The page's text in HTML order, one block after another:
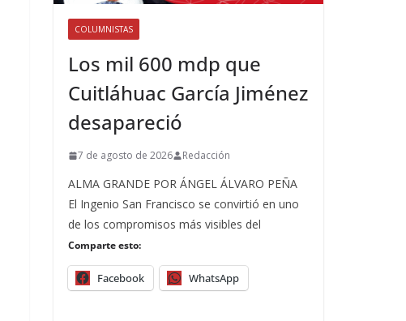
COLUMNISTAS
Los mil 600 mdp que
Cuitláhuac García Jiménez
desapareció
7 de agosto de 2026 Redacción
ALMA GRANDE POR ÁNGEL ÁLVARO PEÑA
El Ingenio San Francisco se convirtió en uno
de los compromisos más visibles del
Comparte esto:
Facebook WhatsApp